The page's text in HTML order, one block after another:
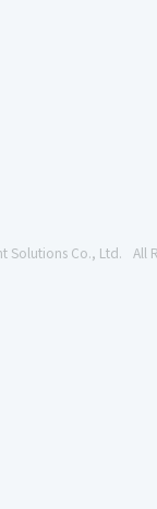
Solutions Co., Ltd. All